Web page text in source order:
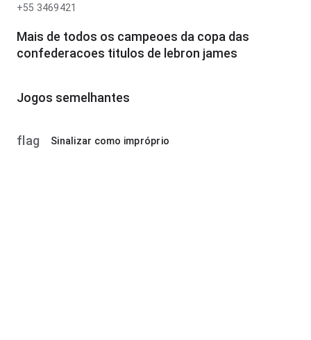
+55 3469421
Mais de todos os campeoes da copa das
confederacoes titulos de lebron james
Jogos semelhantes
flag Sinalizar como impróprio